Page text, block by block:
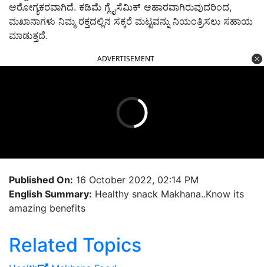
ಆರೋಗ್ಯಕರವಾಗಿದೆ. ಕಡಿಮೆ ಗ್ಲೈಸೆಮಿಕ್ ಆಹಾರವಾಗಿರುವುದರಿಂದ,
ಮಖಾನಾಗಳು ನಿಮ್ಮ ರಕ್ತದಲ್ಲಿನ ಸಕ್ಕರೆ ಮಟ್ಟವನ್ನು ನಿಯಂತ್ರಿಸಲು ಸಹಾಯ
ಮಾಡುತ್ತದೆ.
ADVERTISEMENT
Published On: 16 October 2022, 02:14 PM
English Summary: Healthy snack Makhana..Know its
amazing benefits
Related Topics